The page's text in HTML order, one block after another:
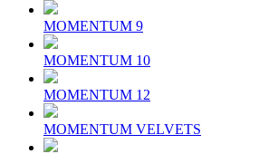
MOMENTUM 9
MOMENTUM 10
MOMENTUM 12
MOMENTUM VELVETS